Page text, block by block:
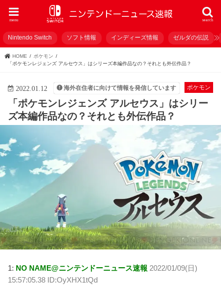
search
menu
Nintendo Switch ソフト情報 インディーズ情報 ゼルダの伝説
HOME
ポケモン
「ポケモンレジェンズ アルセウス」はシリーズ本編作品なの？それとも外伝作品？
ポケモン
2022.01.12 海外在住者に向けて情報を発信しています
「ポケモンレジェンズ アルセウス」はシリー
ズ本編作品なの？それとも外伝作品？
1: NO NAME@ニンテンドーニュース速報 2022/01/09(日)
15:57:05.38 ID:OyXHX1tQd